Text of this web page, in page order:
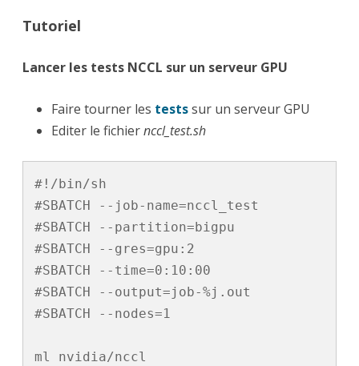
Tutoriel
Lancer les tests NCCL sur un serveur GPU
Faire tourner les testssur un serveur GPU
Editer le fichiernccl_test.sh
#!/bin/sh
#SBATCH --job-name=nccl_test
#SBATCH --partition=bigpu
#SBATCH --gres=gpu:2
#SBATCH --time=0:10:00
#SBATCH --output=job-%j.out
#SBATCH --nodes=1
ml nvidia/nccl